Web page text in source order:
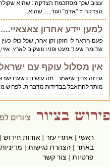
עצוב שכך מסתכמת הצדקה : שהיא שקולה
הצדקה = "אדם" ועוד... . שהוא..
למען יידע אחרון צאצאיי.....
פעם הראה לי הזקן זקן אחר, שכל כולו כעין
שדומה שעוד מעט ופניו נושקים לארץ.
אין מסלול עוקף עם ישראל
גם זה צריך שיאמר : מה עושים כשעם ישראל
מותר להתאבל בבדידות מדברית. לפרוש מהם
ראשי|אתרי עזר|אודות חידוש|
באתר|הצהרת נגישות|מדיניות
פרטיות|צור קשר